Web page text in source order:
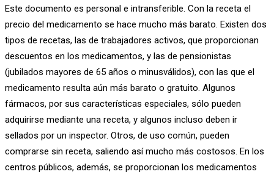
Este documento es personal e intransferible. Con la receta el
precio del medicamento se hace mucho más barato. Existen dos
tipos de recetas, las de trabajadores activos, que proporcionan
descuentos en los medicamentos, y las de pensionistas
(jubilados mayores de 65 años o minusválidos), con las que el
medicamento resulta aún más barato o gratuito. Algunos
fármacos, por sus características especiales, sólo pueden
adquirirse mediante una receta, y algunos incluso deben ir
sellados por un inspector. Otros, de uso común, pueden
comprarse sin receta, saliendo así mucho más costosos. En los
centros públicos, además, se proporcionan los medicamentos